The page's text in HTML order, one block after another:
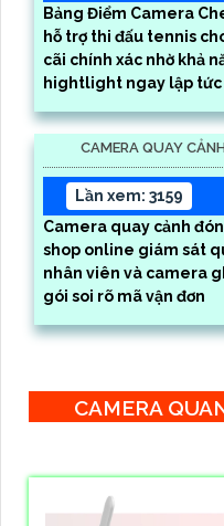
Bảng Điểm Camera
hỗ trợ thi đấu tennis
cãi chính xác nhờ khả
hightlight ngay lập tức
CAMERA QUAY
Lần xem: 3159
Camera quay cảnh
shop online giám sát
nhân viên và camera
gói soi rõ mã vận đơn
CAMERA